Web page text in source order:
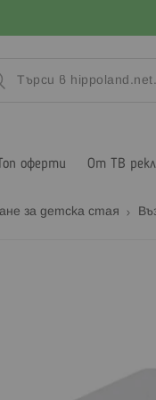
Топ оферти От ТВ
за детска стая